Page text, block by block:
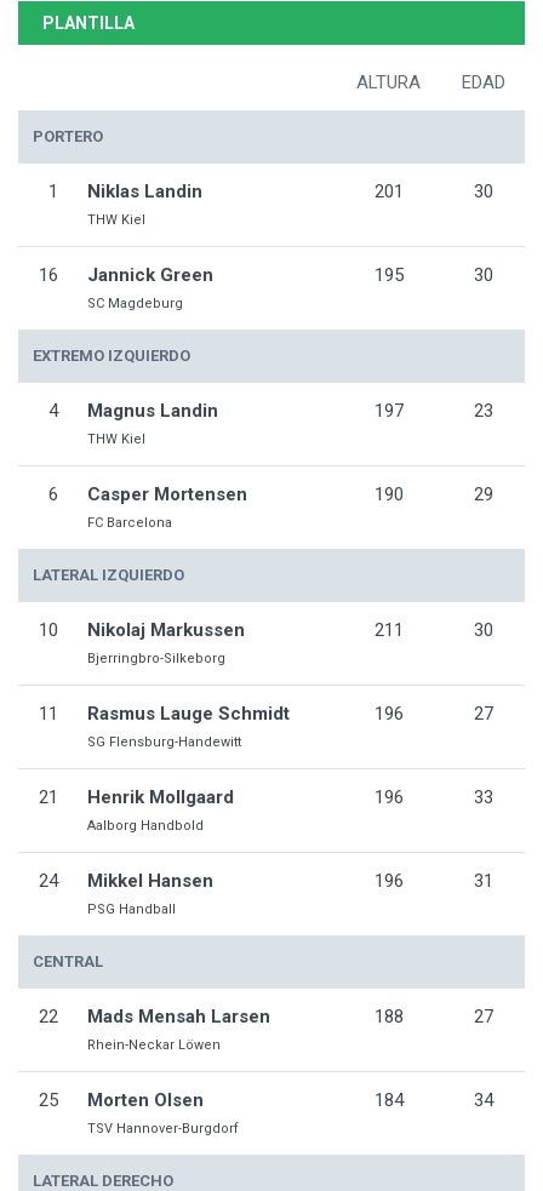
PLANTILLA
ALTURA EDAD
PORTERO
1 Niklas Landin
THW Kiel
201 30
16 Jannick Green
SC Magdeburg
195 30
EXTREMO IZQUIERDO
4 Magnus Landin
THW Kiel
197 23
6 Casper Mortensen
FC Barcelona
190 29
LATERAL IZQUIERDO
10 Nikolaj Markussen
Bjerringbro-Silkeborg
211 30
11 Rasmus Lauge Schmidt
SG Flensburg-Handewitt
196 27
21 Henrik Mollgaard
Aalborg Handbold
196 33
24 Mikkel Hansen
PSG Handball
196 31
CENTRAL
22 Mads Mensah Larsen
Rhein-Neckar Löwen
188 27
25 Morten Olsen
TSV Hannover-Burgdorf
184 34
LATERAL DERECHO